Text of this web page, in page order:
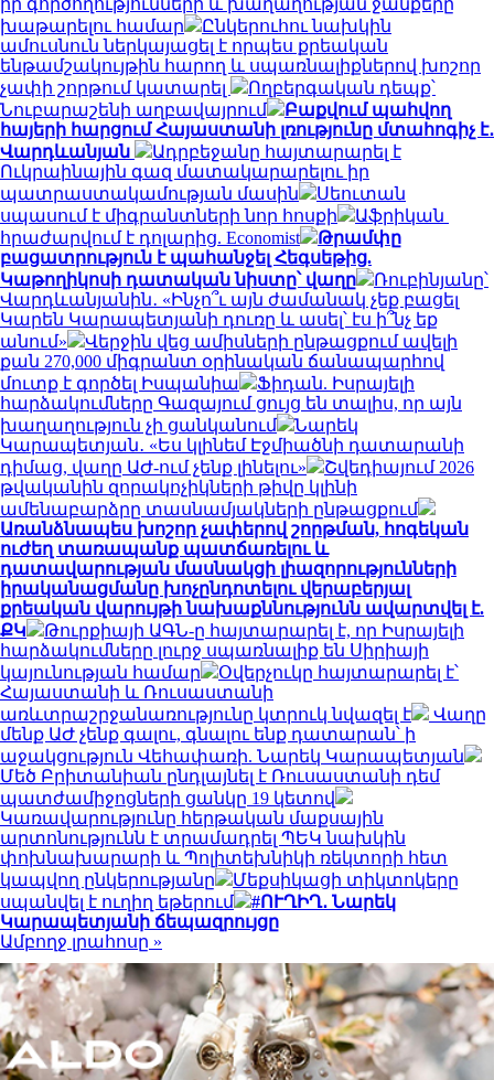
խաթարելու համար
Ընկերուհու նախկին
ամուսնուն ներկայացել է որպես քրեական
ենթամշակույթին հարող և սպառնալիքներով խոշոր
չափի շորթում կատարել
Ողբերգական դեպք՝
Նուբարաշենի աղբավայրում
Բաքվում պահվող
հայերի հարցում Հայաստանի լռությունը մտահոգիչ է․
Վարդևանյան
Ադրբեջանը հայտարարել է
Ուկրաինային գազ մատակարարելու իր
պատրաստակամության մասին
Սեուտան
սպասում է միգրանտների նոր հոսքի
Աֆրիկան ​​
հրաժարվում է դոլարից. Economist
Թրամփը
բացատրություն է պահանջել Հեգսեթից.
Կաթողիկոսի դատական նիստը՝ վաղը
Ռուբինյանը՝
Վարդևանյանին․ «Ինչո՞ւ այն ժամանակ չեք բացել
Կարեն Կարապետյանի դուռը և ասել՝ էս ի՞նչ եք
անում»
Վերջին վեց ամիսների ընթացքում ավելի
քան 270,000 միգրանտ օրինական ճանապարհով
մուտք է գործել Իսպանիա
Ֆիդան. Իսրայելի
հարձակումները Գազայում ցույց են տալիս, որ այն
խաղաղություն չի ցանկանում
Նարեկ
Կարապետյան․ «Ես կլինեմ Էջմիածնի դատարանի
դիմաց, վաղը ԱԺ-ում չենք լինելու»
Շվեդիայում 2026
թվականին զորակոչիկների թիվը կլինի
ամենաբարձրը տասնամյակների ընթացքում
Առանձնապես խոշոր չափերով շորթման, հոգեկան
ուժեղ տառապանք պատճառելու և
դատավարության մասնակցի լիազորությունների
իրականացմանը խոչընդոտելու վերաբերյալ
քրեական վարույթի նախաքննությունն ավարտվել է.
ՔԿ
Թուրքիայի ԱԳՆ-ը հայտարարել է, որ Իսրայելի
հարձակումները լուրջ սպառնալիք են Սիրիայի
կայունության համար
Օվերչուկը հայտարարել է՝
Հայաստանի և Ռուսաստանի
առևտրաշրջանառությունը կտրուկ նվազել է
Վաղը
մենք ԱԺ չենք գալու, գնալու ենք դատարան՝ ի
աջակցություն Վեհափառի. Նարեկ Կարապետյան
Մեծ Բրիտանիան ընդլայնել է Ռուսաստանի դեմ
պատժամիջոցների ցանկը 19 կետով
Կառավարությունը հերթական մաքսային
արտոնությունն է տրամադրել ՊԵԿ նախկին
փոխնախարարի և Պոլիտեխնիկի ռեկտորի հետ
կապվող ընկերությանը
Մեքսիկացի տիկտոկերը
սպանվել է ուղիղ եթերում
#ՈՒՂԻՂ․ Նարեկ
Կարապետյանի ճեպազրույցը
Ամբողջ լրահոսը »